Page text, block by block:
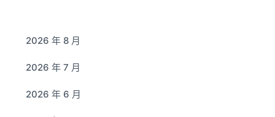
2026 年 8 月
2026 年 7 月
2026 年 6 月